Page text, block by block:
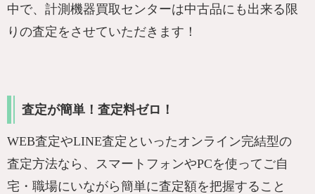
中で、計測機器買取センターは中古品にも出来る限
りの査定をさせていただきます！
査定が簡単！査定料ゼロ！
WEB査定やLINE査定といったオンライン完結型の
査定方法なら、スマートフォンやPCを使ってご自
宅・職場にいながら簡単に査定額を把握すること